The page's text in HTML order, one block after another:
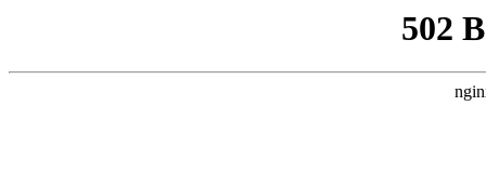
502